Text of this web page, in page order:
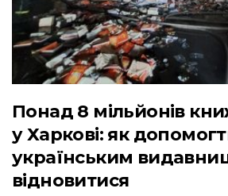
Понад 8 мільйонів
у Харкові: як
українським
відновитися